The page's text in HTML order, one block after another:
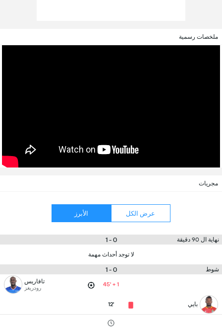
ملخصات رسمية
مجريات
عرض الكل الأبرز
نهاية ال 90 دقيقة 0 - 1
لا توجد أحداث مهمة
شوط 0 - 1
45' + 1 تافاريس
رودريغز
بايي 12'